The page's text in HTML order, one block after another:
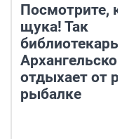
Посмотрите,
щука! Так
библиотекарь
отдыхает от
рыбалке